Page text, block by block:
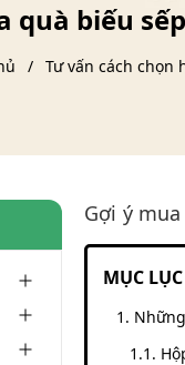
quà biếu
Tư vấn cách chọn
Gợi ý
MỤC